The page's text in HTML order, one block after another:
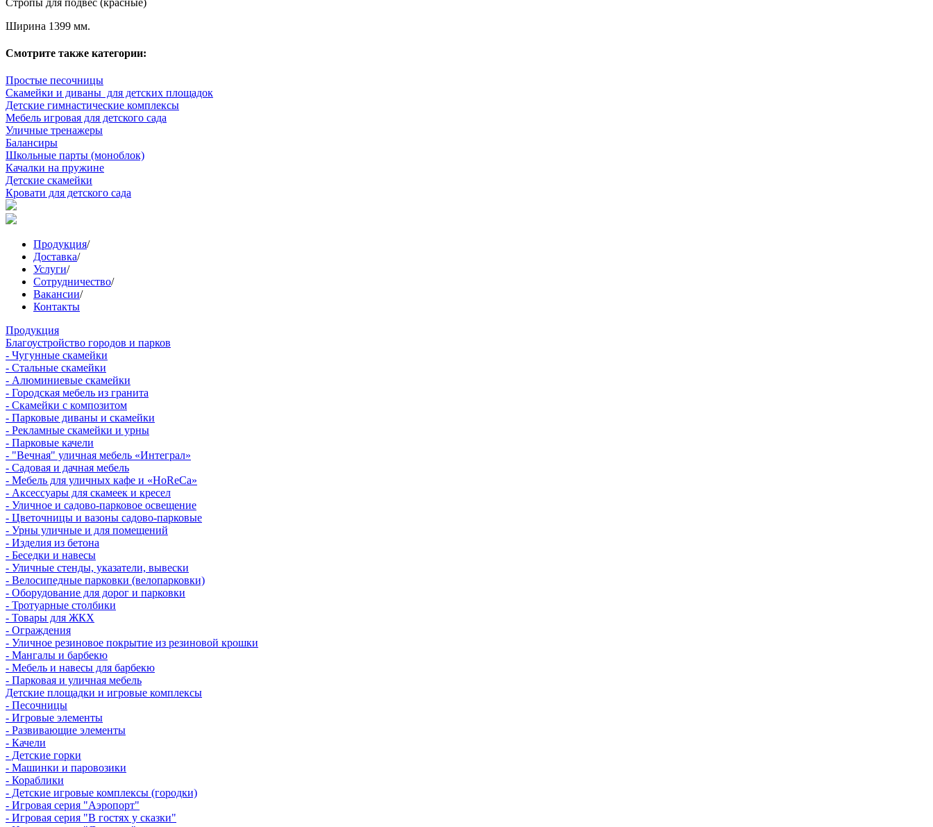
Ширина 1399 мм.
Смотрите также категории:
Простые песочницы
Скамейки и диваны для детских площадок
Детские гимнастические комплексы
Мебель игровая для детского сада
Уличные тренажеры
Балансиры
Школьные парты (моноблок)
Качалки на пружине
Детские скамейки
Кровати для детского сада
Продукция/
Доставка/
Услуги/
Сотрудничество/
Вакансии/
Контакты
Продукция
Благоустройство городов и парков
- Чугунные скамейки
- Стальные скамейки
- Алюминиевые скамейки
- Городская мебель из гранита
- Скамейки с композитом
- Парковые диваны и скамейки
- Рекламные скамейки и урны
- Парковые качели
- "Вечная" уличная мебель «Интеграл»
- Садовая и дачная мебель
- Мебель для уличных кафе и «HoReCa»
- Аксессуары для скамеек и кресел
- Уличное и садово-парковое освещение
- Цветочницы и вазоны садово-парковые
- Урны уличные и для помещений
- Изделия из бетона
- Беседки и навесы
- Уличные стенды, указатели, вывески
- Велосипедные парковки (велопарковки)
- Оборудование для дорог и парковки
- Тротуарные столбики
- Товары для ЖКХ
- Ограждения
- Уличное резиновое покрытие из резиновой крошки
- Мангалы и барбекю
- Мебель и навесы для барбекю
- Парковая и уличная мебель
Детские площадки и игровые комплексы
- Песочницы
- Игровые элементы
- Развивающие элементы
- Качели
- Детские горки
- Машинки и паровозики
- Кораблики
- Детские игровые комплексы (городки)
- Игровая серия "Аэропорт"
- Игровая серия "В гостях у сказки"